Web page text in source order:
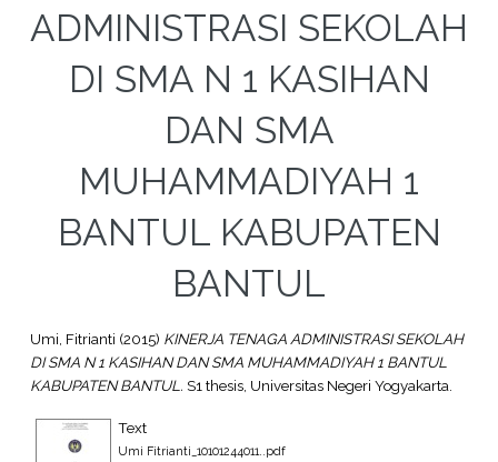
ADMINISTRASI SEKOLAH
DI SMA N 1 KASIHAN
DAN SMA
MUHAMMADIYAH 1
BANTUL KABUPATEN
BANTUL
Umi, Fitrianti (2015) KINERJA TENAGA ADMINISTRASI SEKOLAH
DI SMA N 1 KASIHAN DAN SMA MUHAMMADIYAH 1 BANTUL
KABUPATEN BANTUL. S1 thesis, Universitas Negeri Yogyakarta.
Text
Umi Fitrianti_10101244011..pdf